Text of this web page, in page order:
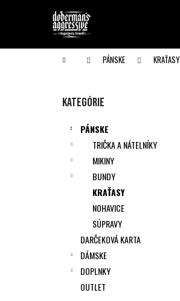
Domov PÁNSKE KRAŤASY
Preskočiť
Kategórie
PÁNSKE
TRIČKA A NÁTELNÍKY
MIKINY
BUNDY
KRAŤASY
NOHAVICE
SÚPRAVY
DARČEKOVÁ KARTA
DÁMSKE
DOPLNKY
OUTLET
í
Späť
do obchodu
Späť
do obchodu